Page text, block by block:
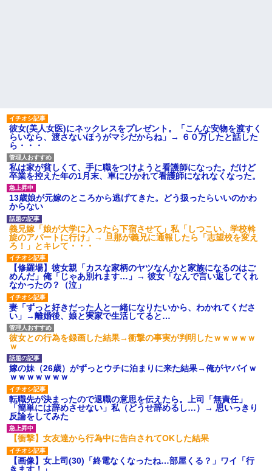
私「ちょっと、人の家の金庫
触らないでよ！」キチママ『そ
こに金庫があったから、開けて
みようとしただけ☆』義兄「泥
は出てけ！二度と来るな！」結
果・・・
私「初めて飲む味だけどなん
のお茶？」彼「ちっ！」私「」
【GIF】JSのカンチョーワロ
タ
後続車にクラクションを鳴ら
され彼氏が逆切れ。「何クラク
ション鳴らしてんだ！降りてこ
いよ！」と怒鳴りだし...
【衝撃】報酬100万円超の治験
募集がこちらｗｗｗｗｗ(※画像
あり)
【ネット騒然】惨殺されたタ
ワマン頂き女子のこの動画、す
げえええええｗｗｗｗｗｗｗｗ
ｗｗｗ
【愕然】白のクラウン俺氏、
高速道路左車線を制限速度で走
った結果wwwwwwwwwwww
百年の恋12-899 食べた量を
張り合ってくる
【悲報】佐藤輝明・・・２軍
でも盛大にやらかす←あまり悲
しませないでくれ
彼女(美人女医)にネックレスをプレゼント。「こんな安物を渡すく
らいなら、渡さないほうがマシだからね」→ ６０万したと話した
ら・・・
私は家が貧しくて、手に職をつけようと看護師になった。だけど
卒業を控えた年の1月末、車にひかれて看護師になれなくなった。
13歳娘が元嫁のところから逃げてきた。どう扱ったらいいのかわ
からない
義兄嫁「娘が大学に入ったら下宿させて」私「しつこい、学校斡
旋のアパートに行け」→ 旦那が義兄に通報したら「志望校を変え
ろ！」とキレて・・・
【修羅場】彼女親「カスな家柄のヤツなんかと家族になるのはご
めんだ」俺「じゃあ別れます…」→ 彼女「なんで言い返してくれ
なかったの？（泣」
妻「ずっと好きだった人と一緒になりたいから、わかれてくださ
い」→離婚後、娘と実家で生活してると…
彼女との行為を録画した結果→衝撃の事実が判明したｗｗｗｗｗ
ｗ
嫁の妹（26歳）がずっとウチに泊まりに来た結果→俺がヤバイｗ
ｗｗｗｗｗｗｗ
転職先が決まったので退職の意思を伝えたら。上司「無責任」
「簡単には辞めさせない」私（どうせ辞めるし…）→ 思いっきり
反論をしてみた
【衝撃】女友達から行為中に告白されてOKした結果
【画像】女上司(30)「終電なくなったね…部屋くる？」ワイ「行
きます！」